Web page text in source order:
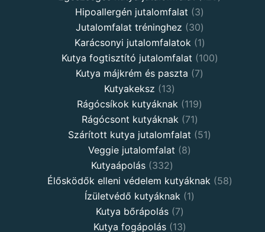
Hipoallergén jutalomfalat 33
products
Jutalomfalat tréninghez 3030
products
Karácsonyi jutalomfalatok 11
product
Kutya fogtisztító jutalomfalat 100100
Kutya májkrém és paszta 77
Kutyakeksz 1313
products
Rágócsíkok kutyáknak 119119
Rágócsont kutyáknak 7171
products
Szárított kutya jutalomfalat 5151
Veggie jutalomfalat 88
Kutyaápolás 332332
products
Élősködők elleni védelem kutyáknak 5858
Ízületvédő kutyáknak 11
Kutya bőrápolás 77
products
Kutya fogápolás 1313